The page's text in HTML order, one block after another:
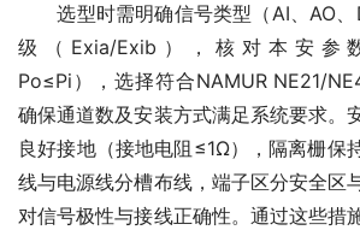
选型时需明确信号类型（AI、AO、
级（Exia/Exib），核对本安参
Po≤Pi），选择符合NAMUR NE21/
确保通道数及安装方式满足系统要求。
良好接地（接地电阻≤1Ω），隔离栅保
线与电源线分槽布线，端子区分安全区
对信号极性与接线正确性。通过这些措